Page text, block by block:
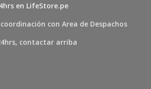
en LifeStore.pe
con Area de Despachos
contactar arriba